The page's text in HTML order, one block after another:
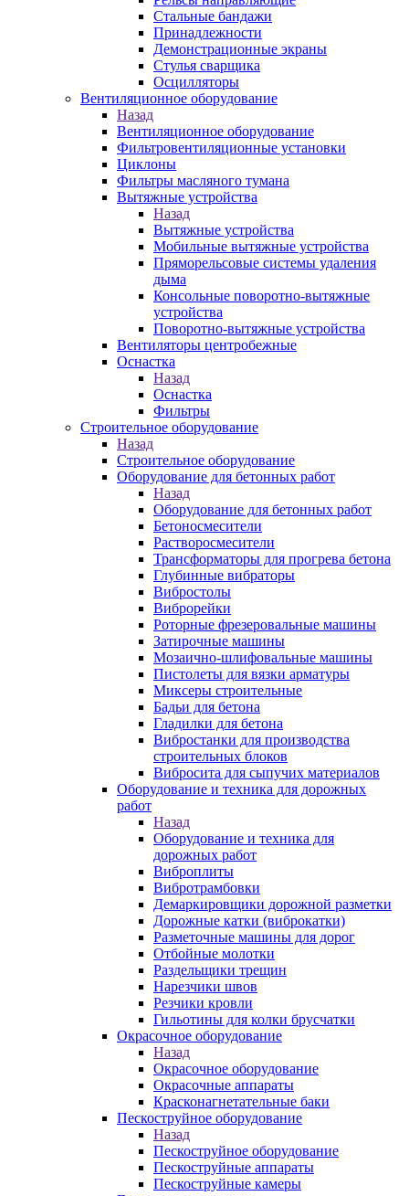
Стальные бандажи
Принадлежности
Демонстрационные экраны
Стулья сварщика
Осцилляторы
Вентиляционное оборудование
Назад
Вентиляционное оборудование
Фильтровентиляционные установки
Циклоны
Фильтры масляного тумана
Вытяжные устройства
Назад
Вытяжные устройства
Мобильные вытяжные устройства
Пряморельсовые системы удаления
дыма
Консольные поворотно-вытяжные
устройства
Поворотно-вытяжные устройства
Вентиляторы центробежные
Оснастка
Назад
Оснастка
Фильтры
Строительное оборудование
Назад
Строительное оборудование
Оборудование для бетонных работ
Назад
Оборудование для бетонных работ
Бетоносмесители
Растворосмесители
Трансформаторы для прогрева бетона
Глубинные вибраторы
Вибростолы
Виброрейки
Роторные фрезеровальные машины
Затирочные машины
Мозаично-шлифовальные машины
Пистолеты для вязки арматуры
Миксеры строительные
Бадьи для бетона
Гладилки для бетона
Вибростанки для производства
строительных блоков
Вибросита для сыпучих материалов
Оборудование и техника для дорожных
работ
Назад
Оборудование и техника для
дорожных работ
Виброплиты
Вибротрамбовки
Демаркировщики дорожной разметки
Дорожные катки (виброкатки)
Разметочные машины для дорог
Отбойные молотки
Раздельщики трещин
Нарезчики швов
Резчики кровли
Гильотины для колки брусчатки
Окрасочное оборудование
Назад
Окрасочное оборудование
Окрасочные аппараты
Красконагнетательные баки
Пескоструйное оборудование
Назад
Пескоструйное оборудование
Пескоструйные аппараты
Пескоструйные камеры